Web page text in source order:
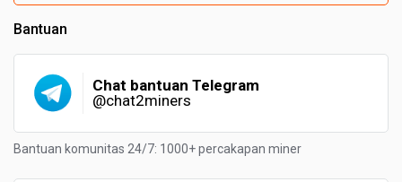
Bantuan
Chat bantuan Telegram
@chat2miners
Bantuan komunitas 24/7: 1000+ percakapan miner